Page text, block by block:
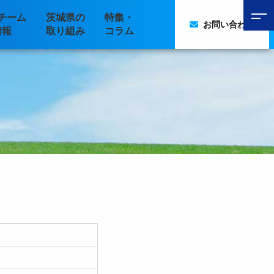
ーム
茨城県の
取り組み
特集・
コラム
お問い合わせ